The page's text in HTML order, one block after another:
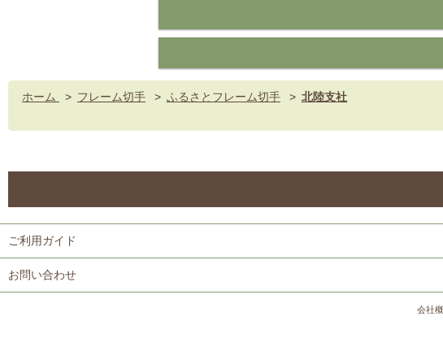
ホーム > フレーム切手 > ふるさとフレーム切手 > 北陸支社
ご利用ガイド
お問い合わせ
会社